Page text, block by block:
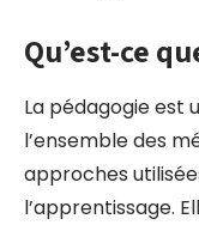
Qu’est-ce
La pédagogie est
l’ensemble des
approches
l’apprentissage.